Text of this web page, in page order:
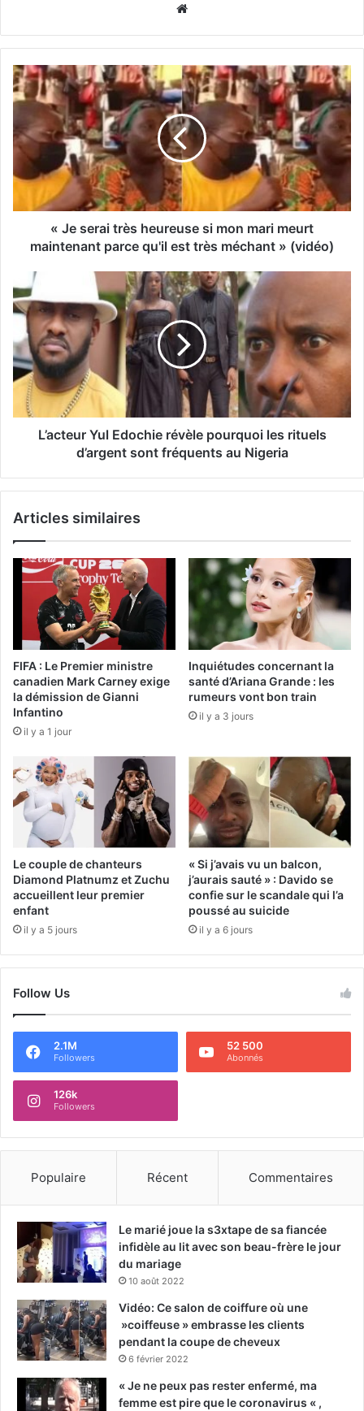
« Je serai très heureuse si mon mari meurt
maintenant parce qu'il est très méchant » (vidéo)
L’acteur Yul Edochie révèle pourquoi les rituels
d’argent sont fréquents au Nigeria
Articles similaires
FIFA : Le Premier ministre
canadien Mark Carney exige
la démission de Gianni
Infantino
il y a 1 jour
Inquiétudes concernant la
santé d’Ariana Grande : les
rumeurs vont bon train
il y a 3 jours
Le couple de chanteurs
Diamond Platnumz et Zuchu
accueillent leur premier
enfant
il y a 5 jours
« Si j’avais vu un balcon,
j’aurais sauté » : Davido se
confie sur le scandale qui l’a
poussé au suicide
il y a 6 jours
Follow Us
2.1M
Followers
52 500
Abonnés
126k
Followers
Populaire Récent Commentaires
Le marié joue la s3xtape de sa fiancée
infidèle au lit avec son beau-frère le jour
du mariage
10 août 2022
Vidéo: Ce salon de coiffure où une
»coiffeuse » embrasse les clients
pendant la coupe de cheveux
6 février 2022
« Je ne peux pas rester enfermé, ma
femme est pire que le coronavirus « ,